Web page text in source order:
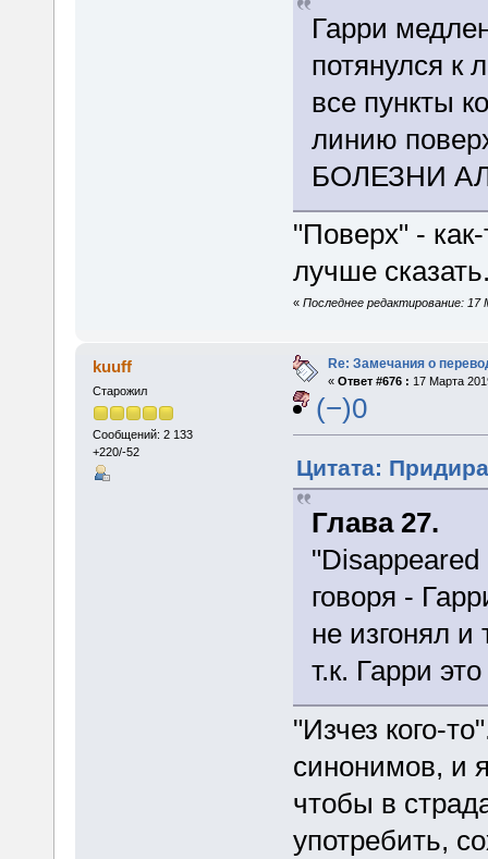
Гарри
потянулся к
все пункты
линию
БОЛЕЗНИ
"Поверх" -
лучше
« Последнее редактирование:
kuuff
Старожил
Сообщений: 2 133
+220/-52
Re: Замечания о
« Ответ #676 : 17 Марта
(−)0
Цитата:
Глава 27.
"Disappeared
говоря -
не изгонял и
т.к. Гарри
"Изчез кого-
синонимов, и
чтобы в
употребить,